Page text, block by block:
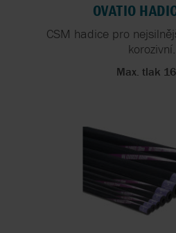
OVATIO
CSM hadice pro
korozivní...
Max. tlak